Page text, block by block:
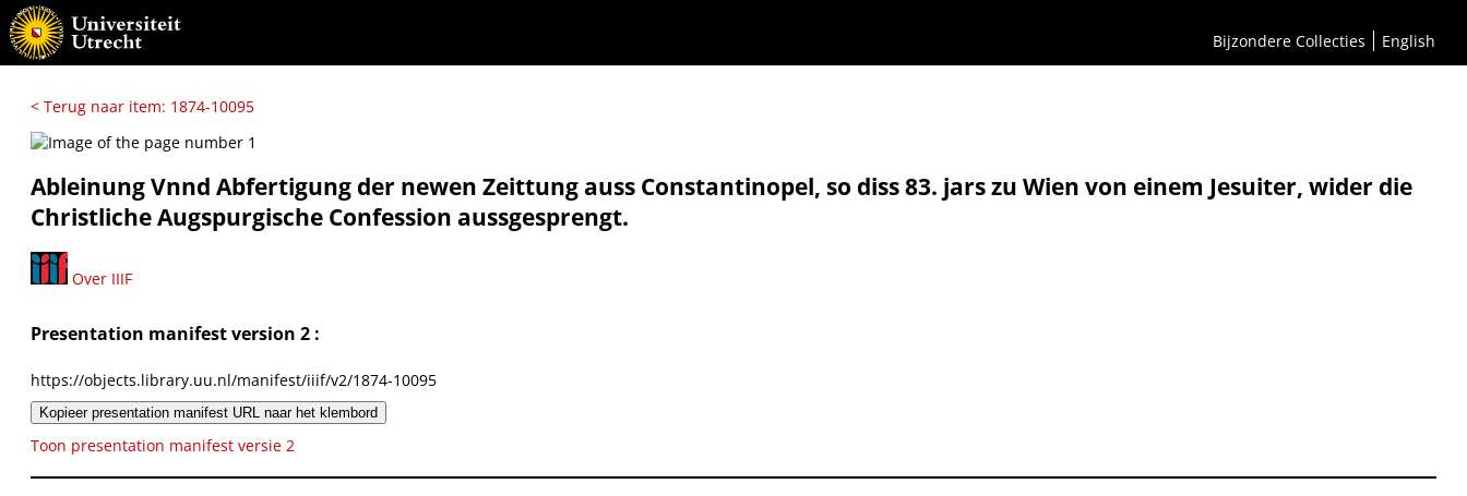
Bijzondere Collecties English
< Terug naar item: 1874-10095
Ableinung Vnnd Abfertigung der newen Zeittung auss Constantinopel, so diss 83. jars zu Wien von einem Jesuiter, wider die
Christliche Augspurgische Confession aussgesprengt.
Over IIIF
Presentation manifest version 2 :
https://objects.library.uu.nl/manifest/iiif/v2/1874-10095
Kopieer presentation manifest URL naar het klembord
Toon presentation manifest versie 2